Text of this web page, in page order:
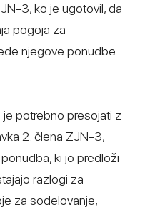
3, ko je ugotovil, da
pogoja za
njegove ponudbe
potrebno presojati z
2. člena ZJN-3,
ki jo predloži
razlogi za
za sodelovanje,